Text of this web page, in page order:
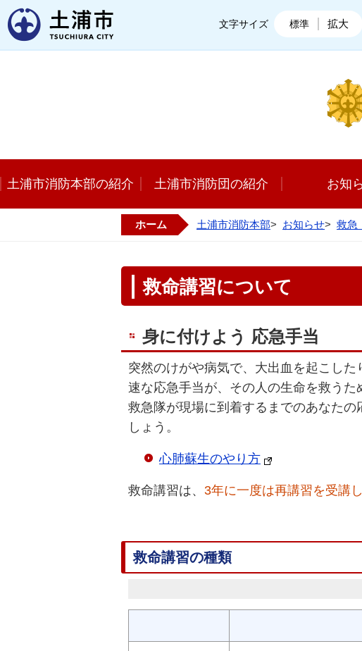
文字サイズ 標準 拡大
土浦市消防本部の紹介 土浦市消防団の紹介 お知
ホーム 土浦市消防本部> お知らせ> 救急
救命講習について
身に付けよう 応急手当
突然のけがや病気で、大出血を起こし
速な応急手当が、その人の生命を救うた
救急隊が現場に到着するまでのあなた
しょう。
心肺蘇生のやり方
救命講習は、 3年に一度は再講習を受講
救命講習の種類